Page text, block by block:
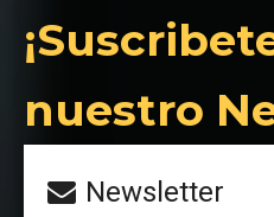
nuestro
Newsletter